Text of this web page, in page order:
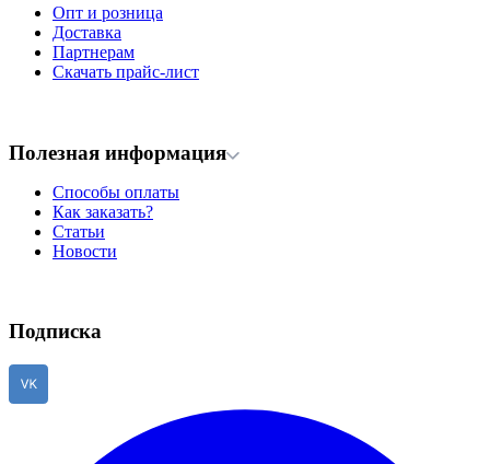
Опт и розница
Доставка
Партнерам
Скачать прайс-лист
Полезная информация
Способы оплаты
Как заказать?
Статьи
Новости
Подписка